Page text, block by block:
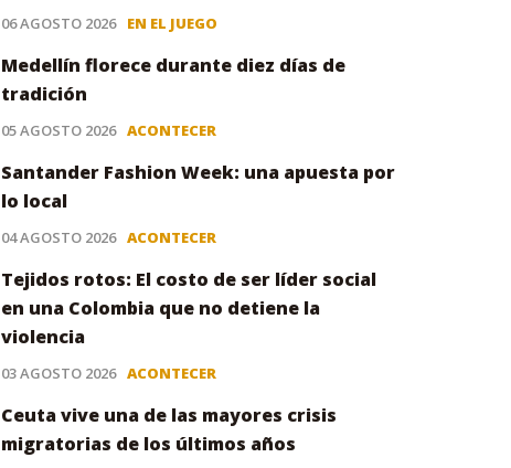
06 AGOSTO 2026 EN EL JUEGO
Medellín florece durante diez días de
tradición
05 AGOSTO 2026 ACONTECER
Santander Fashion Week: una apuesta por
lo local
04 AGOSTO 2026 ACONTECER
Tejidos rotos: El costo de ser líder social
en una Colombia que no detiene la
violencia
03 AGOSTO 2026 ACONTECER
Ceuta vive una de las mayores crisis
migratorias de los últimos años